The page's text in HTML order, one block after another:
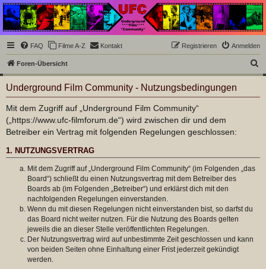
Underground Film
Community
Die Underground Film Community ist ein deutschsprachiges Filmforum und ein Paradies
für Cineasten und Filmsüchtige jenseits des Mainstreams.
FAQ Filme A-Z Kontakt Anmelden
Registrieren
Foren-Übersicht
u
Underground Film Community - Nutzungsbedingungen
Mit dem Zugriff auf „Underground Film Community“
(„https://www.ufc-filmforum.de“) wird zwischen dir und dem
Betreiber ein Vertrag mit folgenden Regelungen geschlossen:
1. NUTZUNGSVERTRAG
Mit dem Zugriff auf „Underground Film Community“ (im Folgenden „das
Board“) schließt du einen Nutzungsvertrag mit dem Betreiber des
Boards ab (im Folgenden „Betreiber“) und erklärst dich mit den
nachfolgenden Regelungen einverstanden.
Wenn du mit diesen Regelungen nicht einverstanden bist, so darfst du
das Board nicht weiter nutzen. Für die Nutzung des Boards gelten
jeweils die an dieser Stelle veröffentlichten Regelungen.
Der Nutzungsvertrag wird auf unbestimmte Zeit geschlossen und kann
von beiden Seiten ohne Einhaltung einer Frist jederzeit gekündigt
werden.